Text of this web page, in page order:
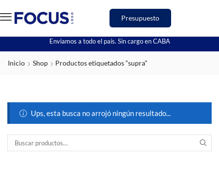
Presupuesto
Enviamos a todo el país. Sin cargo en CABA
Inicio Shop Productos etiquetados “supra”
Ups, esta busca no arrojó ningún resultado...